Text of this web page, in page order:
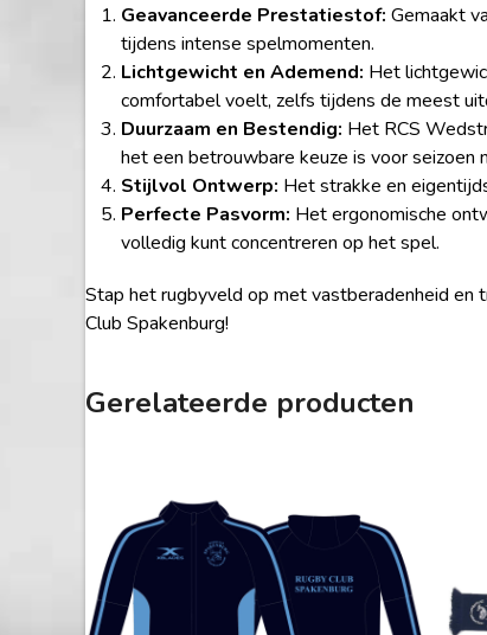
Geavanceerde Prestatiestof: Gemaakt
tijdens intense spelmomenten.
Lichtgewicht en Ademend: Het
comfortabel voelt, zelfs tijdens de meest
Duurzaam en Bestendig: Het RCS
het een betrouwbare keuze is voor seizoen
Stijlvol Ontwerp: Het strakke en
Perfecte Pasvorm: Het ergonomische
volledig kunt concentreren op het spel.
Stap het rugbyveld op met vastberadenheid
Club Spakenburg!
Gerelateerde producten
meerdere
variaties.
Deze
optie